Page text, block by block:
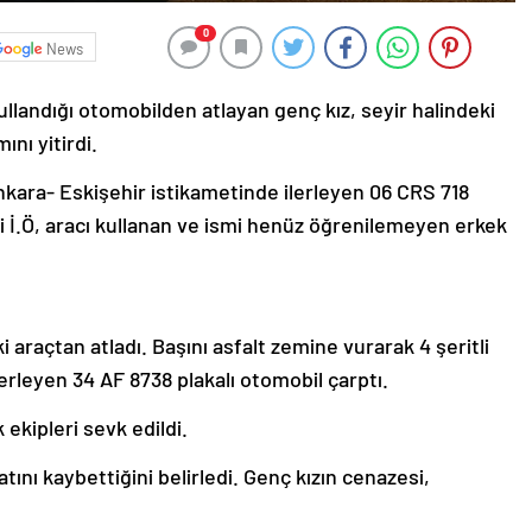
News
0
otomobilden atlayan genç kız, seyir halindeki
yitirdi.
Eskişehir istikametinde ilerleyen 06 CRS 718
İ.Ö, aracı kullanan ve ismi henüz öğrenilemeyen erkek
araçtan atladı. Başını asfalt zemine vurarak 4 şeritli
34 AF 8738 plakalı otomobil çarptı.
ekipleri sevk edildi.
kaybettiğini belirledi. Genç kızın cenazesi,